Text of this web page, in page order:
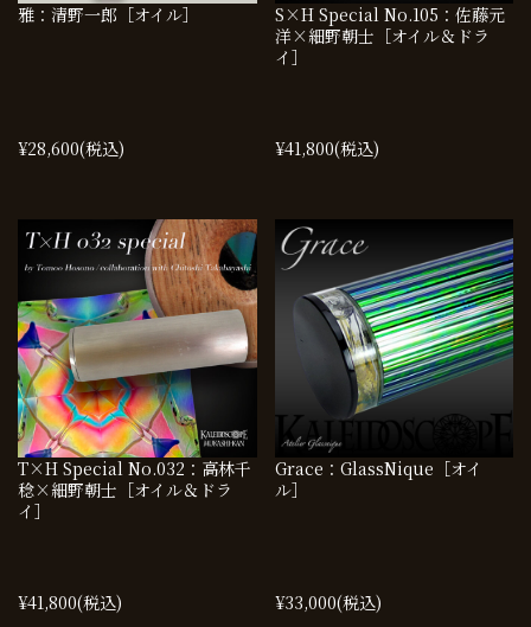
雅：清野一郎［オイル］
¥28,600(税込)
S×H Special No.105：佐藤元
洋×細野朝士［オイル＆ドラ
イ］
¥41,800(税込)
T×H Special No.032：高林千
稔×細野朝士［オイル＆ドラ
イ］
¥41,800(税込)
Grace：GlassNique［オイ
ル］
¥33,000(税込)